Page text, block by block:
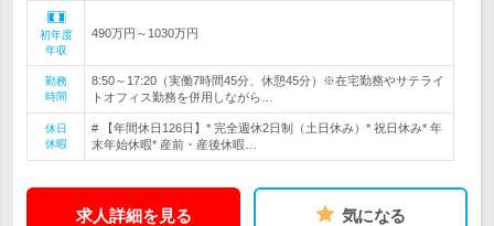
初年度
年収
490万円～1030万円
勤務
時間
8:50～17:20（実働7時間45分、休憩45分）※在宅勤務やサテライ
トオフィス勤務を併用しながら…
休日
休暇
# 【年間休日126日】* 完全週休2日制（土日休み）* 祝日休み* 年
末年始休暇* 産前・産後休暇…
求人詳細を見る 気になる